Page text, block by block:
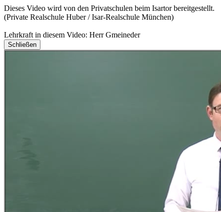
Dieses Video wird von den Privatschulen beim Isartor bereitgestellt.
(Private Realschule Huber / Isar-Realschule München)
Lehrkraft in diesem Video: Herr Gmeineder
Schließen